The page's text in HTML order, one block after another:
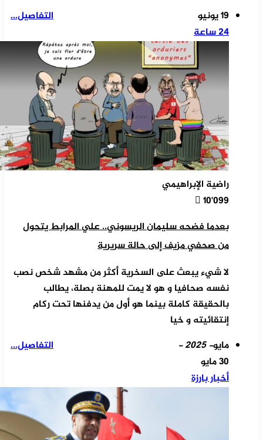
التفاصيل...
19 يونيو
24 ساعة
راضية الإبراهيمي
10٬099
بعدما فضحه سليمان الريسوني.. علي المرابط يتحول
من صحفي مزيف إلى حالة سريرية
لا شيء يبعث على السخرية أكثر من مشهد شخص نصب
نفسه صحافيا و هو لا يمت للمهنة بصلة، يطالب
بالحقيقة كاملة بينما هو أول من يدفنها تحت ركام
إنتقائيته و خيا
التفاصيل...
مايو- 2025 -
30 مايو
أخبار بارزة